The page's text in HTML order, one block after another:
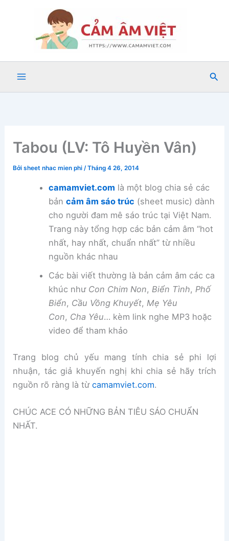
Tìm
Tabou (LV: Tô Huyền Vân)
Bởisheet nhac mien phi/Tháng 4 26, 2014
camamviet.com là một blog chia sẻ các
bản cảm âm sáo trúc (sheet music) dành
cho người đam mê sáo trúc tại Việt Nam.
Trang này tổng hợp các bản cảm âm “hot
nhất, hay nhất, chuẩn nhất” từ nhiều
nguồn khác nhau
Các bài viết thường là bản cảm âm các ca
khúc như Con Chim Non, Biển Tình, Phố
Biển, Cầu Vồng Khuyết, Mẹ Yêu
Con, Cha Yêu… kèm link nghe MP3 hoặc
video để tham khảo
Trang blog chủ yếu mang tính chia sẻ phi lợi
nhuận, tác giả khuyến nghị khi chia sẻ hãy trích
nguồn rõ ràng là từcamamviet.com.
CHÚC ACE CÓ NHỮNG BẢN TIÊU SÁO CHUẨN
NHẤT.